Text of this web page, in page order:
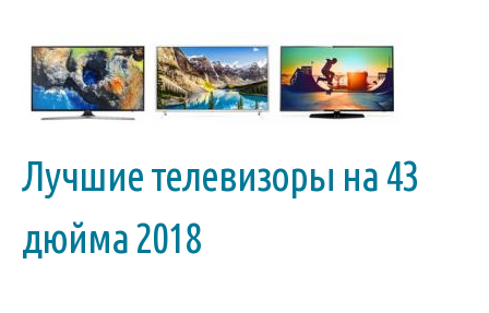
Лучшие телевизоры на 43
дюйма 2018